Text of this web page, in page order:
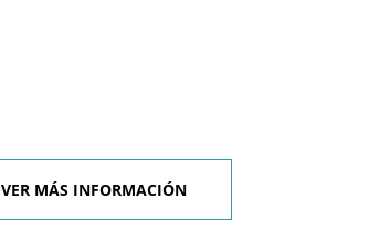
VER MÁS INFORMACIÓN